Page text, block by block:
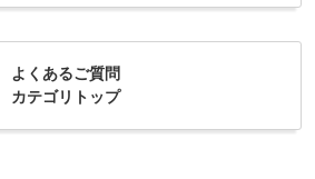
よくあるご質問
カテゴリトップ